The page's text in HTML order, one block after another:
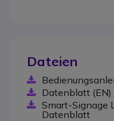
Dateien
Datenblatt (EN)
Smart-Signage
Datenblatt